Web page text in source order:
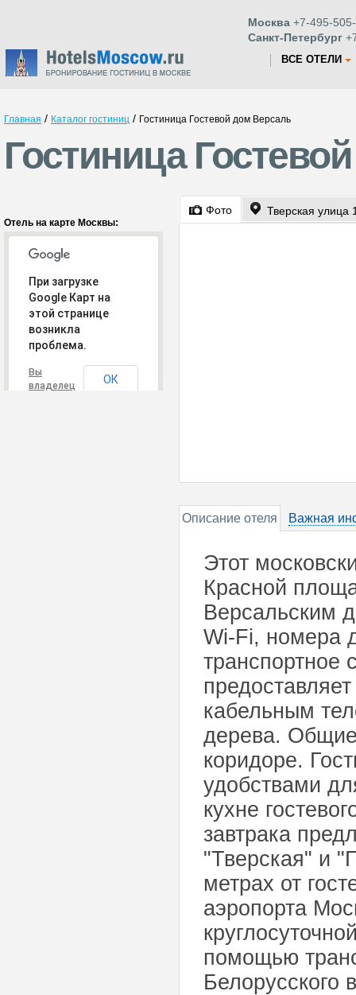
Москва +7-495-
Санкт-Петербург
ВСЕ ОТЕЛИ
Главная / Каталог гостиниц / Гостиница Гостевой дом Версаль
Гостиница
Отель на карте Москвы:
При загрузке
Google Карт на
этой странице
возникла
проблема.
Вы
владелец
ОК
Фото Тверская улица
Описание отеля Важная
Этот
Красной
Версальским
Wi-Fi, номера
транспортное
кабельным
дерева.
коридоре.
удобствами
кухне
завтрака
"Тверская" и
метрах от
аэропорта
помощью
Белорусского